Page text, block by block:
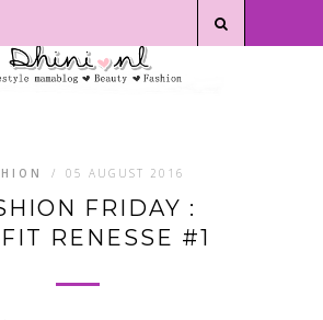
/ 05 AUGUST 2016
FRIDAY :
RENESSE #1